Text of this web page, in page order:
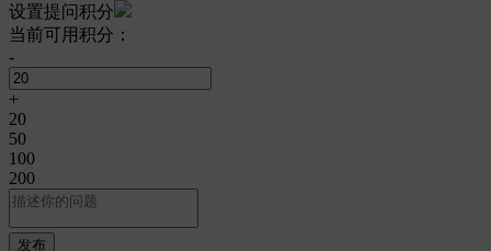
设置提问积分
当前可用积分：
-
+
20
50
100
200